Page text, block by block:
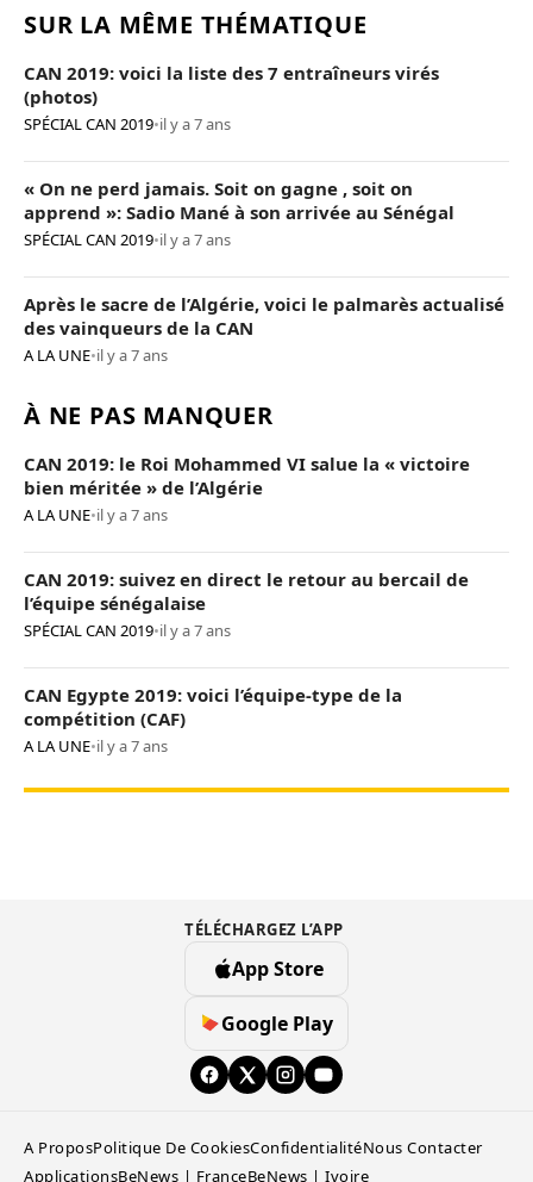
SUR LA MÊME THÉMATIQUE
CAN 2019: voici la liste des 7 entraîneurs virés
(photos)
SPÉCIAL CAN 2019•il y a 7 ans
« On ne perd jamais. Soit on gagne , soit on
apprend »: Sadio Mané à son arrivée au Sénégal
SPÉCIAL CAN 2019•il y a 7 ans
Après le sacre de l’Algérie, voici le palmarès actualisé
des vainqueurs de la CAN
A LA UNE•il y a 7 ans
À NE PAS MANQUER
CAN 2019: le Roi Mohammed VI salue la « victoire
bien méritée » de l’Algérie
A LA UNE•il y a 7 ans
CAN 2019: suivez en direct le retour au bercail de
l’équipe sénégalaise
SPÉCIAL CAN 2019•il y a 7 ans
CAN Egypte 2019: voici l’équipe-type de la
compétition (CAF)
A LA UNE•il y a 7 ans
TÉLÉCHARGEZ L’APP
App Store
Google Play
A ProposPolitique De CookiesConfidentialitéNous Contacter
ApplicationsBeNews | FranceBeNews | Ivoire